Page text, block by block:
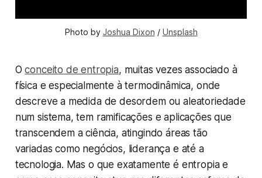
Photo by Joshua Dixon / Unsplash
Oconceito de entropia, muitas vezes associado à
física e especialmente à termodinâmica, onde
descreve a medida de desordem ou aleatoriedade
num sistema, tem ramificações e aplicações que
transcendem a ciência, atingindo áreas tão
variadas como negócios, liderança e até a
tecnologia. Mas o que exatamente é entropia e